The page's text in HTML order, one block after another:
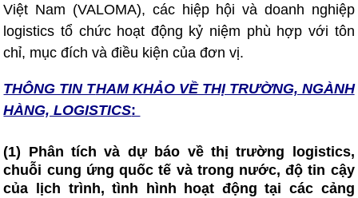
Việt Nam (VALOMA), các hiệp hội và doanh nghiệp
logistics tổ chức hoạt động kỷ niệm phù hợp với tôn
chỉ, mục đích và điều kiện của đơn vị.
THÔNG TIN THAM KHẢO VỀ THỊ TRƯỜNG, NGÀNH
HÀNG, LOGISTICS:
(1) Phân tích và dự báo về thị trường logistics,
chuỗi cung ứng quốc tế và trong nước, độ tin cậy
của lịch trình, tình hình hoạt động tại các cảng